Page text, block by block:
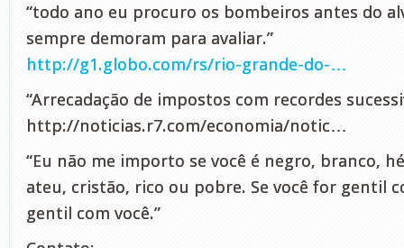
“todo ano eu procuro os bombeiros antes do
sempre demoram para avaliar.”
http://g1.globo.com/rs/rio-grande-do-…
“Arrecadação de impostos com recordes
http://noticias.r7.com/economia/notic…
“Eu não me importo se você é negro, branco,
ateu, cristão, rico ou pobre. Se você for gentil
gentil com você.”